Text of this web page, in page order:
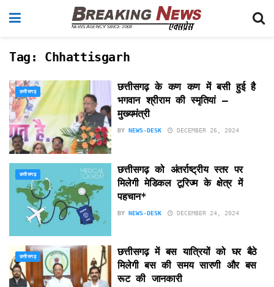
Tag: Chhattisgarh
छत्तीसगढ़
छत्तीसगढ़ के कण कण में बसी हुई है
भगवान श्रीराम की स्मृतियां –
मुख्यमंत्री
BY NEWS-DESK DECEMBER 26, 2024
छत्तीसगढ़
छत्तीसगढ़ को अंतर्राष्ट्रीय स्तर पर
मिलेगी मेडिकल टूरिज्म के क्षेत्र में
पहचान*
BY NEWS-DESK DECEMBER 24, 2024
छत्तीसगढ़
छत्तीसगढ़ में बस यात्रियों को घर बैठे
मिलेगी बस की समय सारणी और बस
रूट की जानकारी